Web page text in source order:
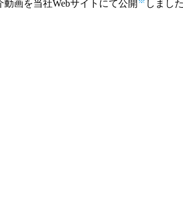
画を当社Webサイトにて公開
しまし